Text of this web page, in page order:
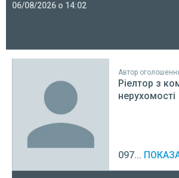
06/08/2026 о 14:02
Автор
Ріелтор з
нерухомості
097...